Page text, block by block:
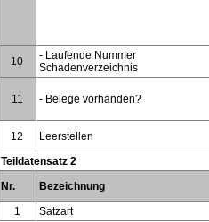
10
- Laufende Nummer
Schadenverzeichnis
11 - Belege vorhanden?
12
Leerstellen
Teildatensatz 2
Nr.
Bezeichnung
1
Satzart